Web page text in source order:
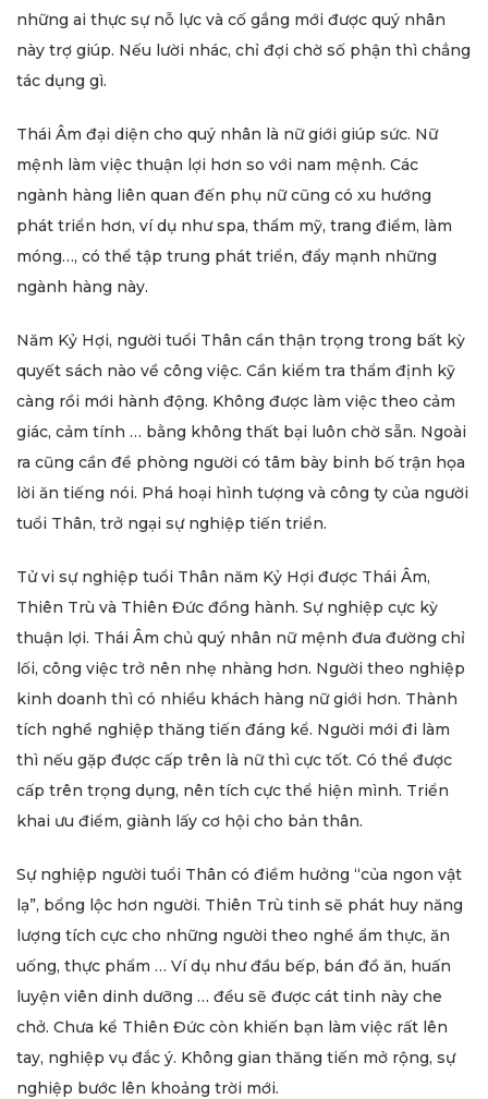
những ai thực sự nỗ lực và cố gắng mới được quý nhân
này trợ giúp. Nếu lười nhác, chỉ đợi chờ số phận thì chẳng
tác dụng gì.
Thái Âm đại diện cho quý nhân là nữ giới giúp sức. Nữ
mệnh làm việc thuận lợi hơn so với nam mệnh. Các
ngành hàng liên quan đến phụ nữ cũng có xu hướng
phát triển hơn, ví dụ như spa, thẩm mỹ, trang điểm, làm
móng…, có thể tập trung phát triển, đẩy mạnh những
ngành hàng này.
Năm Kỷ Hợi, người tuổi Thân cần thận trọng trong bất kỳ
quyết sách nào về công việc. Cần kiểm tra thẩm định kỹ
càng rồi mới hành động. Không được làm việc theo cảm
giác, cảm tính … bằng không thất bại luôn chờ sẵn. Ngoài
ra cũng cần đề phòng người có tâm bày binh bố trận họa
lời ăn tiếng nói. Phá hoại hình tượng và công ty của người
tuổi Thân, trở ngại sự nghiệp tiến triển.
Tử vi sự nghiệp tuổi Thân năm Kỷ Hợi được Thái Âm,
Thiên Trù và Thiên Đức đồng hành. Sự nghiệp cực kỳ
thuận lợi. Thái Âm chủ quý nhân nữ mệnh đưa đường chỉ
lối, công việc trở nên nhẹ nhàng hơn. Người theo nghiệp
kinh doanh thì có nhiều khách hàng nữ giới hơn. Thành
tích nghề nghiệp thăng tiến đáng kể. Người mới đi làm
thì nếu gặp được cấp trên là nữ thì cực tốt. Có thể được
cấp trên trọng dụng, nên tích cực thể hiện mình. Triển
khai ưu điểm, giành lấy cơ hội cho bản thân.
Sự nghiệp người tuổi Thân có điềm hưởng “của ngon vật
lạ”, bổng lộc hơn người. Thiên Trù tinh sẽ phát huy năng
lượng tích cực cho những người theo nghề ẩm thực, ăn
uống, thực phẩm … Ví dụ như đầu bếp, bán đồ ăn, huấn
luyện viên dinh dưỡng … đều sẽ được cát tinh này che
chở. Chưa kể Thiên Đức còn khiến bạn làm việc rất lên
tay, nghiệp vụ đắc ý. Không gian thăng tiến mở rộng, sự
nghiệp bước lên khoảng trời mới.